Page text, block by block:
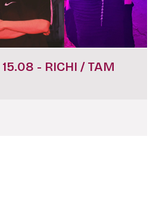
- RICHI / TAM